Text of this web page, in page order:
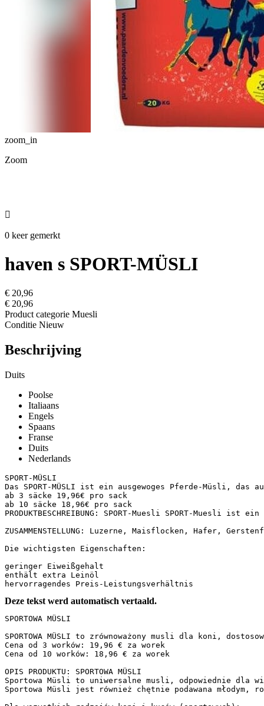
zoom_in
Zoom

0 keer gemerkt
haven s SPORT-MÜSLI
€ 20,96
€ 20,96
Product categorie Muesli
Conditie Nieuw
Beschrijving
Duits
Poolse
Italiaans
Engels
Spaans
Franse
Duits
Nederlands
SPORT-MÜSLI
Das SPORT-MÜSLI ist ein ausgewoges Pferde-Müsli,
ab 3 säcke 19,96€ pro sack
ab 10 säcke 18,96€ pro sack
PRODUKTBESCHREIBUNG: SPORT-Muesli SPORT-
ZUSAMMENSTELLUNG: Luzerne, Maisflocken, Hafer,
Die wichtigsten Eigenschaften:
geringer Eiweißgehalt
enthält extra Leinöl
hervorragendes Preis-Leistungsverhältnis
Deze tekst werd automatisch vertaald.
SPORTOWA MÜSLI
SPORTOWA MÜSLI to zrównoważony musli dla koni,
Cena od 3 worków: 19,96 € za worek
Cena od 10 worków: 18,96 € za worek
OPIS PRODUKTU: SPORTOWA MÜSLI
Sportowa Müsli to uniwersalne musli, odpowiednie dla
Sportowa Müsli jest również chętnie podawana